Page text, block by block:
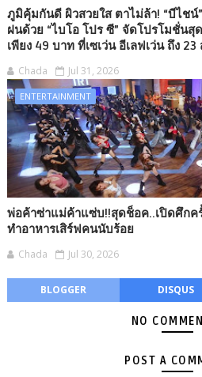
ภูมิคุ้มกันดี ผิวสวยใส ตาไม่ล้า! “บีไชน์
ฝนด้วย “ไบโอ โปร ซี” จัดโปรโมชั่น
เพียง 49 บาท ที่เซเว่น อีเลฟเว่น ถึง 23
Chada Jul 31, 2026
ENTERTAINMENT
พ่อค้าซ่าแม่ค้าแซ่บ!!สุดช็อค..เปิดศึกค
ทำอาหารเสิร์ฟคนนับร้อย
Chada Jul 30, 2026
BLOGGER DISQUS
NO
POST A